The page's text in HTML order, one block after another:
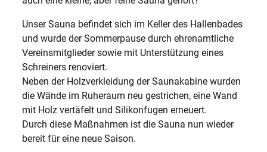
Unser Sauna befindet sich im Keller des Hallenbades
und wurde der Sommerpause durch ehrenamtliche
Vereinsmitglieder sowie mit Unterstützung eines
Schreiners renoviert.
Neben der Holzverkleidung der Saunakabine wurden
die Wände im Ruheraum neu gestrichen, eine Wand
mit Holz vertäfelt und Silikonfugen erneuert.
Durch diese Maßnahmen ist die Sauna nun wieder
bereit für eine neue Saison.